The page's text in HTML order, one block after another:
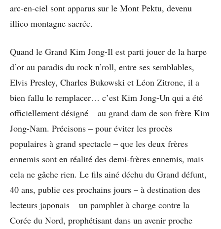
arc-en-ciel sont apparus sur le Mont Pektu, devenu
illico montagne sacrée.
Quand le Grand Kim Jong-Il est parti jouer de la harpe
d’or au paradis du rock n’roll, entre ses semblables,
Elvis Presley, Charles Bukowski et Léon Zitrone, il a
bien fallu le remplacer… c’est Kim Jong-Un qui a été
officiellement désigné – au grand dam de son frère Kim
Jong-Nam. Précisons – pour éviter les procès
populaires à grand spectacle – que les deux frères
ennemis sont en réalité des demi-frères ennemis, mais
cela ne gâche rien. Le fils ainé déchu du Grand défunt,
40 ans, publie ces prochains jours – à destination des
lecteurs japonais – un pamphlet à charge contre la
Corée du Nord, prophétisant dans un avenir proche